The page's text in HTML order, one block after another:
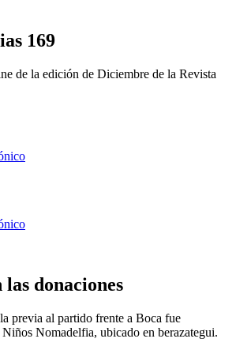
169
de la edición de Diciembre de la Revista
donaciones
previa al partido frente a Boca fue
Nomadelfia, ubicado en berazategui.